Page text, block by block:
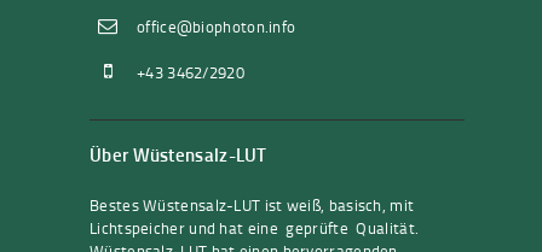
office@biophoton.info
+43 3462/2920
Über Wüstensalz-LUT
Bestes Wüstensalz-LUT ist weiß, basisch, mit
Lichtspeicher und hat eine geprüfte Qualität.